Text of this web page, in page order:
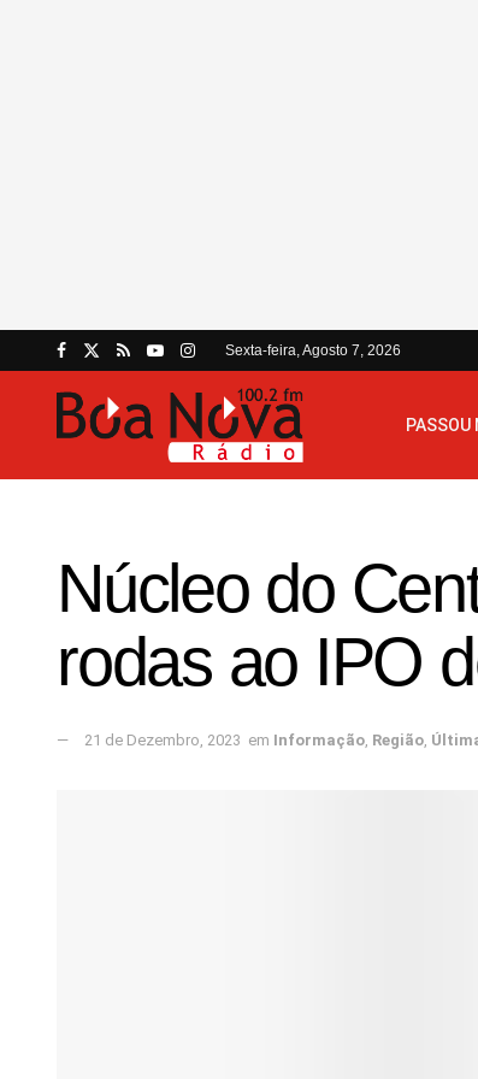
Sexta-feira, Agosto 7, 2026
PASSOU
Núcleo do
rodas ao IPO
21 de Dezembro, 2023 em Informação, Região,